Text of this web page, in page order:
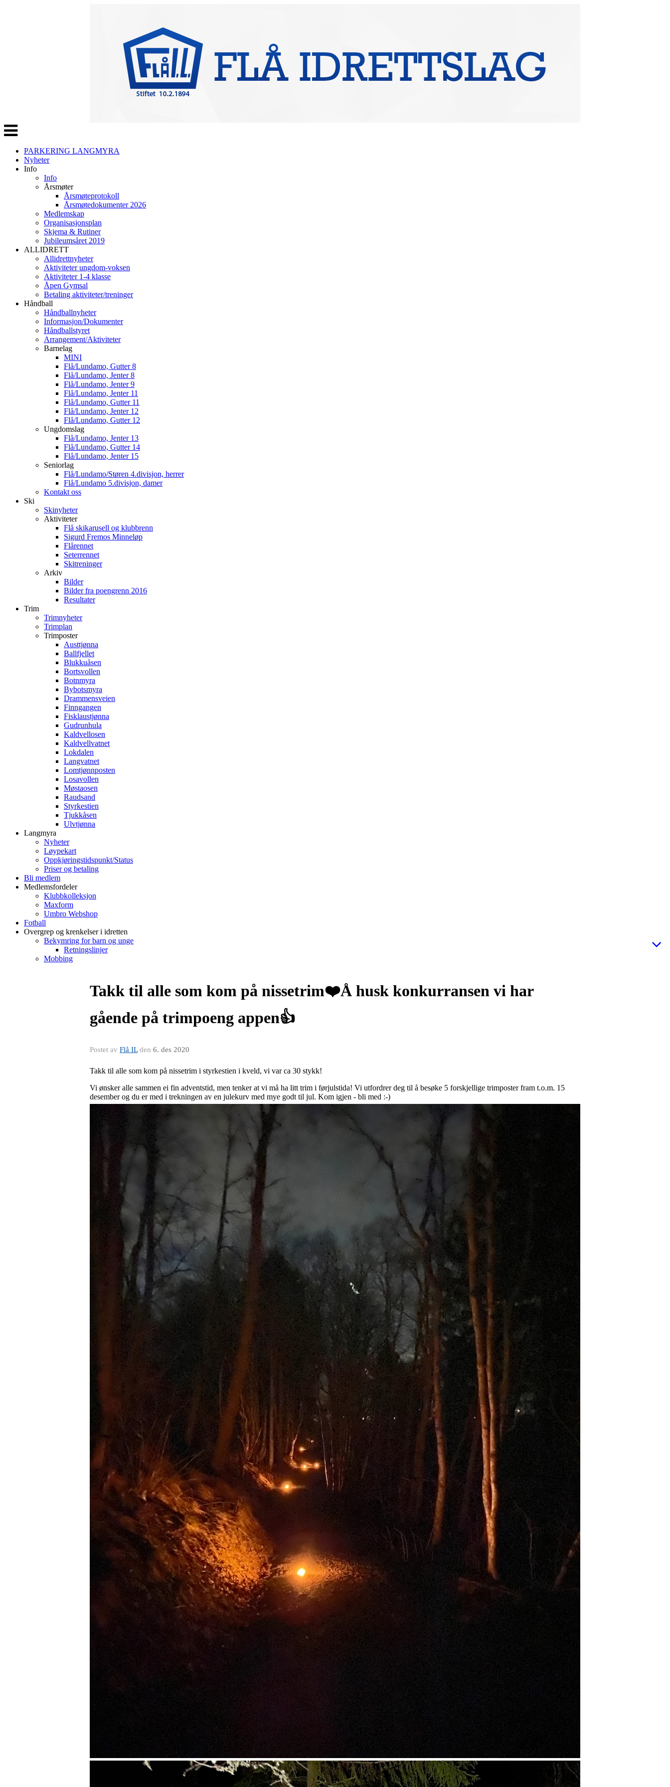
Veksle
navigasjon
PARKERING LANGMYRA
Nyheter
Info
Info
Årsmøter
Årsmøteprotokoll
Årsmøtedokumenter 2026
Medlemskap
Organisasjonsplan
Skjema & Rutiner
Jubileumsåret 2019
ALLIDRETT
Allidrettnyheter
Aktiviteter ungdom-voksen
Aktiviteter 1-4 klasse
Åpen Gymsal
Betaling aktiviteter/treninger
Håndball
Håndballnyheter
Informasjon/Dokumenter
Håndballstyret
Arrangement/Aktiviteter
Barnelag
MINI
Flå/Lundamo, Gutter 8
Flå/Lundamo, Jenter 8
Flå/Lundamo, Jenter 9
Flå/Lundamo, Jenter 11
Flå/Lundamo, Gutter 11
Flå/Lundamo, Jenter 12
Flå/Lundamo, Gutter 12
Ungdomslag
Flå/Lundamo, Jenter 13
Flå/Lundamo, Gutter 14
Flå/Lundamo, Jenter 15
Seniorlag
Flå/Lundamo/Støren 4.divisjon, herrer
Flå/Lundamo 5.divisjon, damer
Kontakt oss
Ski
Skinyheter
Aktiviteter
Flå skikarusell og klubbrenn
Sigurd Fremos Minneløp
Flårennet
Seterrennet
Skitreninger
Arkiv
Bilder
Bilder fra poengrenn 2016
Resultater
Trim
Trimnyheter
Trimplan
Trimposter
Austtjønna
Ballfjellet
Blukkuåsen
Bortsvollen
Botnmyra
Bybotsmyra
Drammensveien
Finngangen
Fisklaustjønna
Gudrunhula
Kaldvellosen
Kaldvellvatnet
Lokdalen
Langvatnet
Lomtjønnposten
Losavollen
Møstaosen
Raudsand
Styrkestien
Tjukkåsen
Ulvtjønna
Langmyra
Nyheter
Løypekart
Oppkjøringstidspunkt/Status
Priser og betaling
Bli medlem
Medlemsfordeler
Klubbkolleksjon
Maxform
Umbro Webshop
Fotball
Overgrep og krenkelser i idretten
Bekymring for barn og unge
Retningslinjer
Mobbing
Takk til alle som kom på nissetrim❤️Å husk konkurransen vi har
gående på trimpoeng appen👍
Postet av Flå ILden 6. des 2020
Takk til alle som kom på nissetrim i styrkestien i kveld, vi var ca 30 stykk!
Vi ønsker alle sammen ei fin adventstid, men tenker at vi må ha litt trim i førjulstida! Vi utfordrer deg til å besøke 5 forskjellige trimposter fram t.o.m. 15
desember og du er med i trekningen av en julekurv med mye godt til jul. Kom igjen - bli med :-)